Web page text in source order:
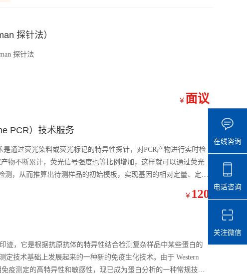
探针法）
探针法
￥ 面议
PCR）技术服务
是通过荧光染料或荧光标记的特异性探针，对PCR产物进行实时检
物不断累计，荧光信号强度也等比例增加，这样就可以通过荧光
测，从而推算出待测样品的初始模板，实现基因的相对定量、定量
￥ 120
迹，它是根据抗原抗体的特异性结合检测复杂样品中某些蛋白的
定技术基础上发展起来的一种新的免疫生化技术。由于 Western
疫测定的高特异性和敏感性，现已成为蛋白分析的一种常规技
在线咨询
电话咨询
关注微信